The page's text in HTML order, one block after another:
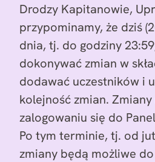
Drodzy Kapitanowie,
przypominamy, że dziś
dnia, tj. do godziny
dokonywać zmian w
dodawać uczestników i
kolejność zmian.
zalogowaniu się do
Po tym terminie, tj. od
zmiany będą możliwe do